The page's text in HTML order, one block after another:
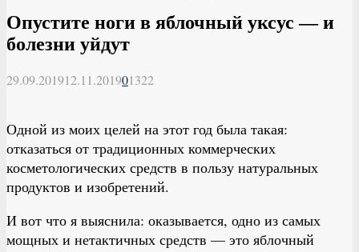
Опустите ноги в яблочный уксус — и
болезни уйдут
29.09.201912.11.201901322
Одной из моих целей на этот год была такая:
отказаться от традиционных коммерческих
косметологических средств в пользу натуральных
продуктов и изобретений.
И вот что я выяснила: оказывается, одно из самых
мощных и нетактичных средств — это яблочный